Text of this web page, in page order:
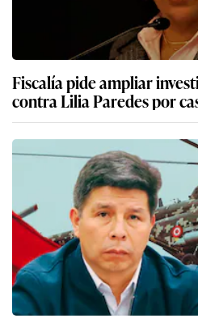
Fiscalía pide ampliar
contra Lilia Paredes por